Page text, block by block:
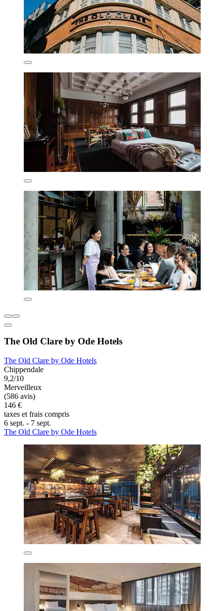
The Old Clare by Ode Hotels
The Old Clare by Ode Hotels
Chippendale
9,2/10
Merveilleux
(586 avis)
146 €
taxes et frais compris
6 sept. - 7 sept.
The Old Clare by Ode Hotels